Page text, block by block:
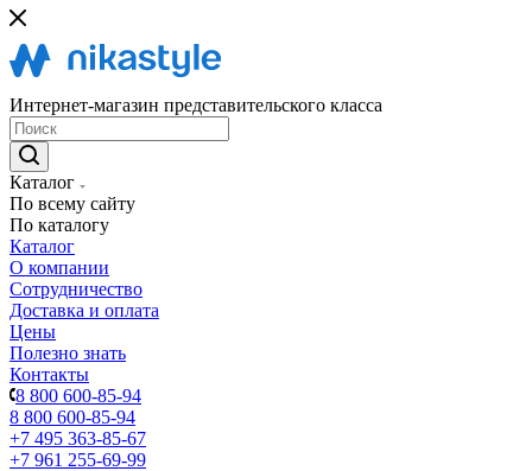
Интернет-магазин представительского класса
Каталог
По всему сайту
По каталогу
Каталог
О компании
Сотрудничество
Доставка и оплата
Цены
Полезно знать
Контакты
8 800 600-85-94
8 800 600-85-94
+7 495 363-85-67
+7 961 255-69-99